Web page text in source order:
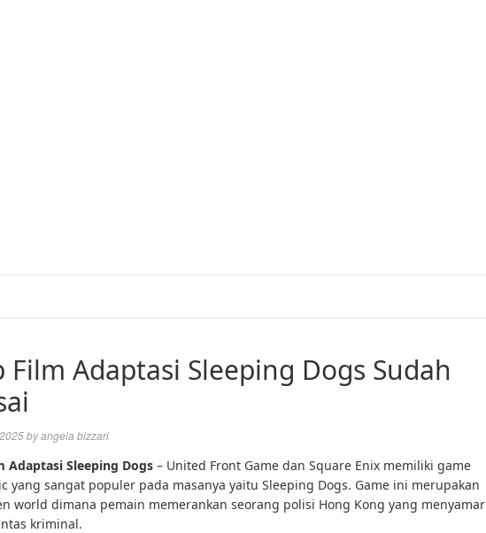
Film Adaptasi Sleeping Dogs Sudah
byangela bizzari
Adaptasi Sleeping Dogs – United Front Game dan Square Enix memiliki game
yang sangat populer pada masanya yaitu Sleeping Dogs. Game ini merupakan
world dimana pemain memerankan seorang polisi Hong Kong yang menyamar
kriminal.